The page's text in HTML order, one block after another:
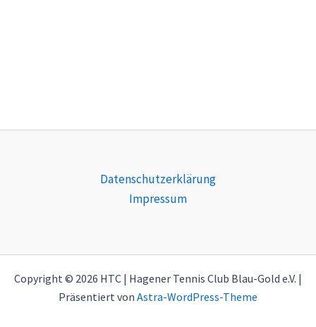
Datenschutzerklärung
Impressum
Copyright © 2026 HTC | Hagener Tennis Club Blau-Gold e.V. |
Präsentiert von Astra-WordPress-Theme